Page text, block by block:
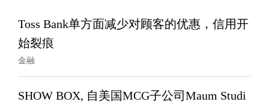
Toss Bank单方面减少对顾客的优惠，信用开
始裂痕
金融
SHOW BOX, 自美国MCG子公司Maum Studi